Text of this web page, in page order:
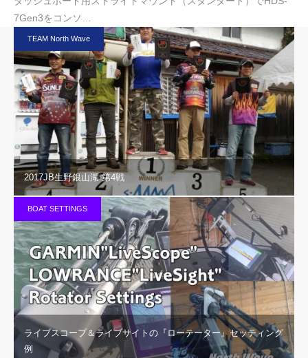
7Gen3をコンソ…
TEAM North Wave
2017JB生野銀山湖 第4戦
BOAT SETTINGS
ライブスコープ＆ライブサイトの『ローテーター』セッティング
例